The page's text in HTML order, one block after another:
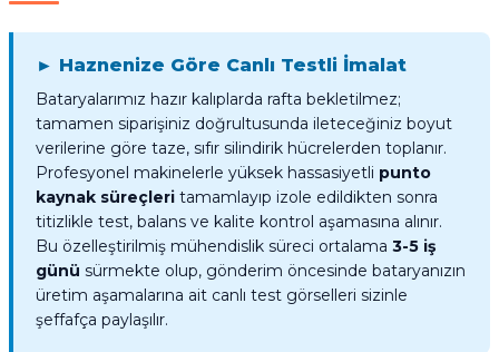
► Haznenize Göre Canlı Testli İmalat
Bataryalarımız hazır kalıplarda rafta bekletilmez;
tamamen siparişiniz doğrultusunda ileteceğiniz boyut
verilerine göre taze, sıfır silindirik hücrelerden toplanır.
Profesyonel makinelerle yüksek hassasiyetli punto
kaynak süreçleri tamamlayıp izole edildikten sonra
titizlikle test, balans ve kalite kontrol aşamasına alınır.
Bu özelleştirilmiş mühendislik süreci ortalama 3-5 iş
günü sürmekte olup, gönderim öncesinde bataryanızın
üretim aşamalarına ait canlı test görselleri sizinle
şeffafça paylaşılır.